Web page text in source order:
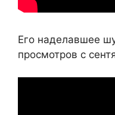
Его наделавшее
просмотров с